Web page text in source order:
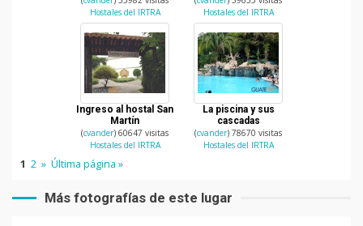
Hostales del IRTRA
Hostales del IRTRA
Ingreso al hostal San
Martín
(cvander) 60647 visitas
Hostales del IRTRA
La piscina y sus
cascadas
(cvander) 78670 visitas
Hostales del IRTRA
1 2 » Última página »
Más fotografías de este lugar